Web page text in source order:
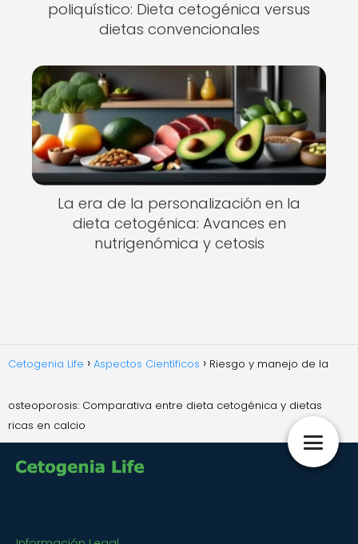
poliquístico: Dieta cetogénica versus
dietas convencionales
La era de la personalización en la
dieta cetogénica: Avances en
nutrigenómica y cetosis
Cetogenia Life Aspectos Científicos Riesgo y manejo de la
osteoporosis: Comparativa entre dieta cetogénica y dietas
ricas en calcio